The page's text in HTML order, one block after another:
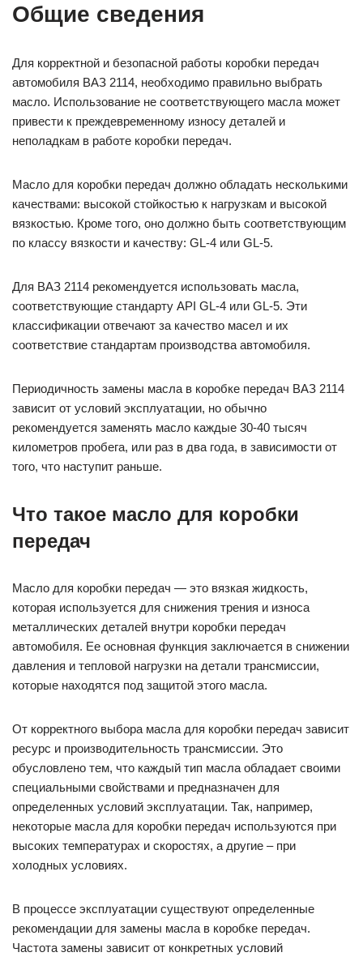
Общие сведения
Для корректной и безопасной работы коробки передач
автомобиля ВАЗ 2114, необходимо правильно выбрать
масло. Использование не соответствующего масла может
привести к преждевременному износу деталей и
неполадкам в работе коробки передач.
Масло для коробки передач должно обладать несколькими
качествами: высокой стойкостью к нагрузкам и высокой
вязкостью. Кроме того, оно должно быть соответствующим
по классу вязкости и качеству: GL-4 или GL-5.
Для ВАЗ 2114 рекомендуется использовать масла,
соответствующие стандарту API GL-4 или GL-5. Эти
классификации отвечают за качество масел и их
соответствие стандартам производства автомобиля.
Периодичность замены масла в коробке передач ВАЗ 2114
зависит от условий эксплуатации, но обычно
рекомендуется заменять масло каждые 30-40 тысяч
километров пробега, или раз в два года, в зависимости от
того, что наступит раньше.
Что такое масло для коробки
передач
Масло для коробки передач — это вязкая жидкость,
которая используется для снижения трения и износа
металлических деталей внутри коробки передач
автомобиля. Ее основная функция заключается в снижении
давления и тепловой нагрузки на детали трансмиссии,
которые находятся под защитой этого масла.
От корректного выбора масла для коробки передач зависит
ресурс и производительность трансмиссии. Это
обусловлено тем, что каждый тип масла обладает своими
специальными свойствами и предназначен для
определенных условий эксплуатации. Так, например,
некоторые масла для коробки передач используются при
высоких температурах и скоростях, а другие – при
холодных условиях.
В процессе эксплуатации существуют определенные
рекомендации для замены масла в коробке передач.
Частота замены зависит от конкретных условий